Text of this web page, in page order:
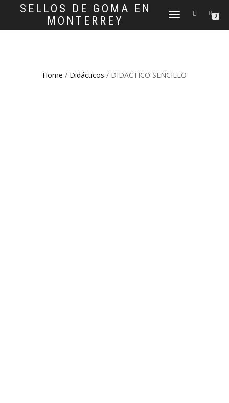
SELLOS DE GOMA EN
MONTERREY
CAMBIAR
0
Home / Didácticos / DIDACTICO SENCILLO